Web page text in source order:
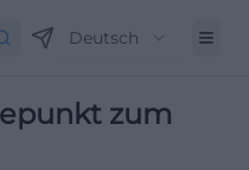
Deutsch
zum